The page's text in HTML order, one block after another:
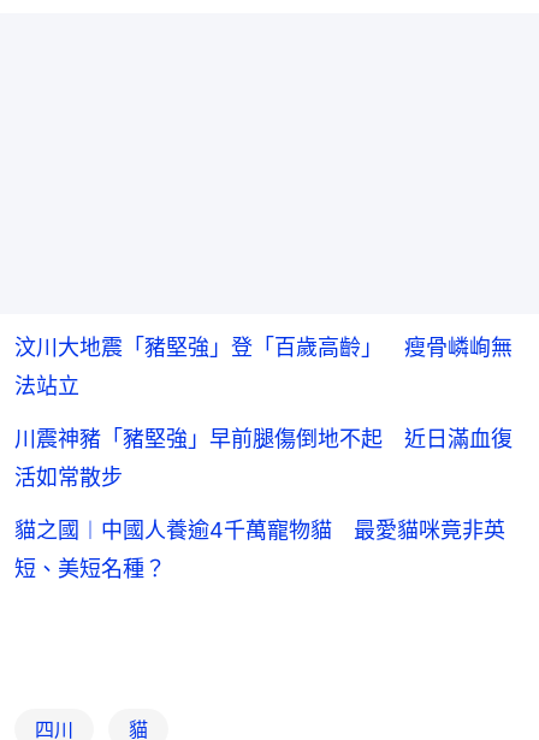
汶川大地震「豬堅強」登「百歲高齡」 瘦骨嶙峋無
法站立
川震神豬「豬堅強」早前腿傷倒地不起 近日滿血復
活如常散步
貓之國︱中國人養逾4千萬寵物貓 最愛貓咪竟非英
短、美短名種？
四川 貓